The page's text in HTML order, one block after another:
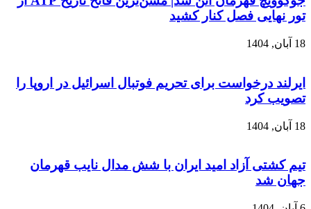
تور نهایی فصل کنار کشید
18 آبان, 1404
ایرلند درخواست برای تحریم فوتبال اسرائیل در اروپا را
تصویب کرد
18 آبان, 1404
تیم کشتی آزاد امید ایران با شش مدال نایب قهرمان
جهان شد